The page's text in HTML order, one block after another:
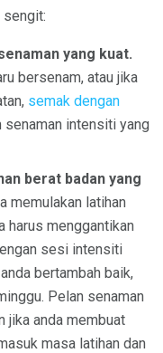
sengit:
yang kuat.
bersenam, atau jika
semak dengan
intensiti yang
berat badan yang
memulakan latihan
harus menggantikan
sesi intensiti
bertambah baik,
Pelan senaman
jika anda membuat
masa latihan dan